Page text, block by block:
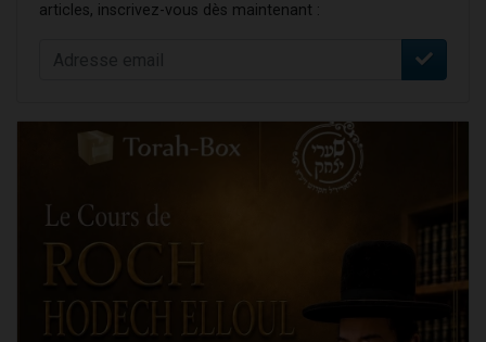
articles, inscrivez-vous dès maintenant :